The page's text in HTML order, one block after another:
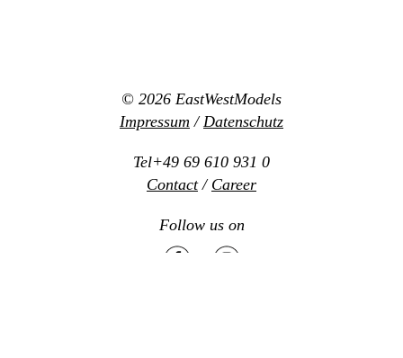
© 2026 EastWestModels
Impressum /Datenschutz
Tel+49 69 610 931 0
Contact/ Career
Follow us on